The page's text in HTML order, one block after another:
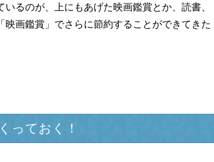
るのが、上にもあげた映画鑑賞とか、読書、
画鑑賞」でさらに節約することができてきた
ておく！